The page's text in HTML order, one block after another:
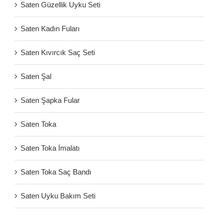
Saten Güzellik Uyku Seti
Saten Kadın Fuları
Saten Kıvırcık Saç Seti
Saten Şal
Saten Şapka Fular
Saten Toka
Saten Toka İmalatı
Saten Toka Saç Bandı
Saten Uyku Bakım Seti